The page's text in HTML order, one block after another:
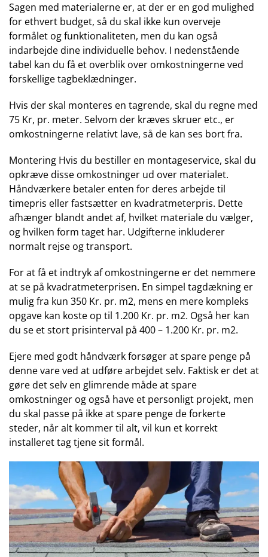
Sagen med materialerne er, at der er en god mulighed
for ethvert budget, så du skal ikke kun overveje
formålet og funktionaliteten, men du kan også
indarbejde dine individuelle behov. I nedenstående
tabel kan du få et overblik over omkostningerne ved
forskellige tagbeklædninger.
Hvis der skal monteres en tagrende, skal du regne med
75 Kr, pr. meter. Selvom der kræves skruer etc., er
omkostningerne relativt lave, så de kan ses bort fra.
Montering Hvis du bestiller en montageservice, skal du
opkræve disse omkostninger ud over materialet.
Håndværkere betaler enten for deres arbejde til
timepris eller fastsætter en kvadratmeterpris. Dette
afhænger blandt andet af, hvilket materiale du vælger,
og hvilken form taget har. Udgifterne inkluderer
normalt rejse og transport.
For at få et indtryk af omkostningerne er det nemmere
at se på kvadratmeterprisen. En simpel tagdækning er
mulig fra kun 350 Kr. pr. m2, mens en mere kompleks
opgave kan koste op til 1.200 Kr. pr. m2. Også her kan
du se et stort prisinterval på 400 – 1.200 Kr. pr. m2.
Ejere med godt håndværk forsøger at spare penge på
denne vare ved at udføre arbejdet selv. Faktisk er det at
gøre det selv en glimrende måde at spare
omkostninger og også have et personligt projekt, men
du skal passe på ikke at spare penge de forkerte
steder, når alt kommer til alt, vil kun et korrekt
installeret tag tjene sit formål.